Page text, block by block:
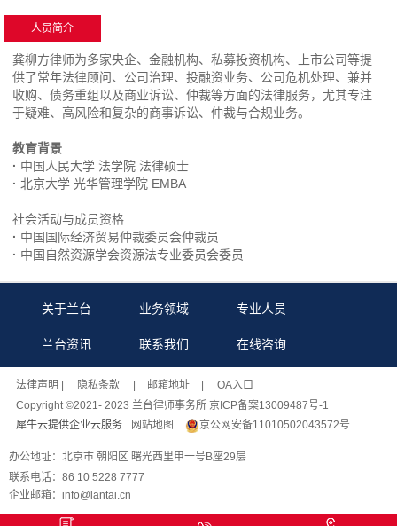
人员简介
龚柳方律师为多家央企、金融机构、私募投资机构、上市公司等提
供了常年法律顾问、公司治理、投融资业务、公司危机处理、兼并
收购、债务重组以及商业诉讼、仲裁等方面的法律服务，尤其专注
于疑难、高风险和复杂的商事诉讼、仲裁与合规业务。
教育背景
· 中国人民大学 法学院 法律硕士
· 北京大学 光华管理学院 EMBA
社会活动与成员资格
· 中国国际经济贸易仲裁委员会仲裁员
· 中国自然资源学会资源法专业委员会委员
关于兰台 业务领域 专业人员
兰台资讯 联系我们 在线咨询
法律声明 | 隐私条款 | 邮箱地址
| OA入口
Copyright ©2021- 2023 兰台律师事务所 京ICP备案13009487号-1
犀牛云提供企业云服务
网站地图 京公网安备11010502043572号
办公地址：北京市 朝阳区 曙光西里甲一号B座29层
联系电话：86 10 5228 7777
企业邮箱：info@lantai.cn